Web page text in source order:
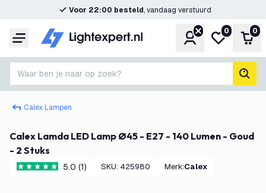
Voor 22:00 besteld, vandaag verstuurd
Menu Account
Mijn
0 0
Waar ben je naar op zoek?
Calex Lampen
Calex Lamda LED Lamp Ø45 - E27 - 140 Lumen - Goud
- 2 Stuks
5 score sterren5.0 (1) SKU: 425980 Merk: Calex